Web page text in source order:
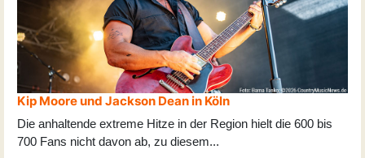
Kip Moore und Jackson Dean in Köln
Die anhaltende extreme Hitze in der Region hielt die 600 bis
700 Fans nicht davon ab, zu diesem...